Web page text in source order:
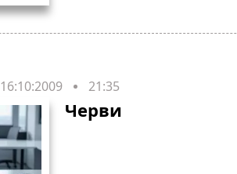
16:10:2009 21:35
Черви